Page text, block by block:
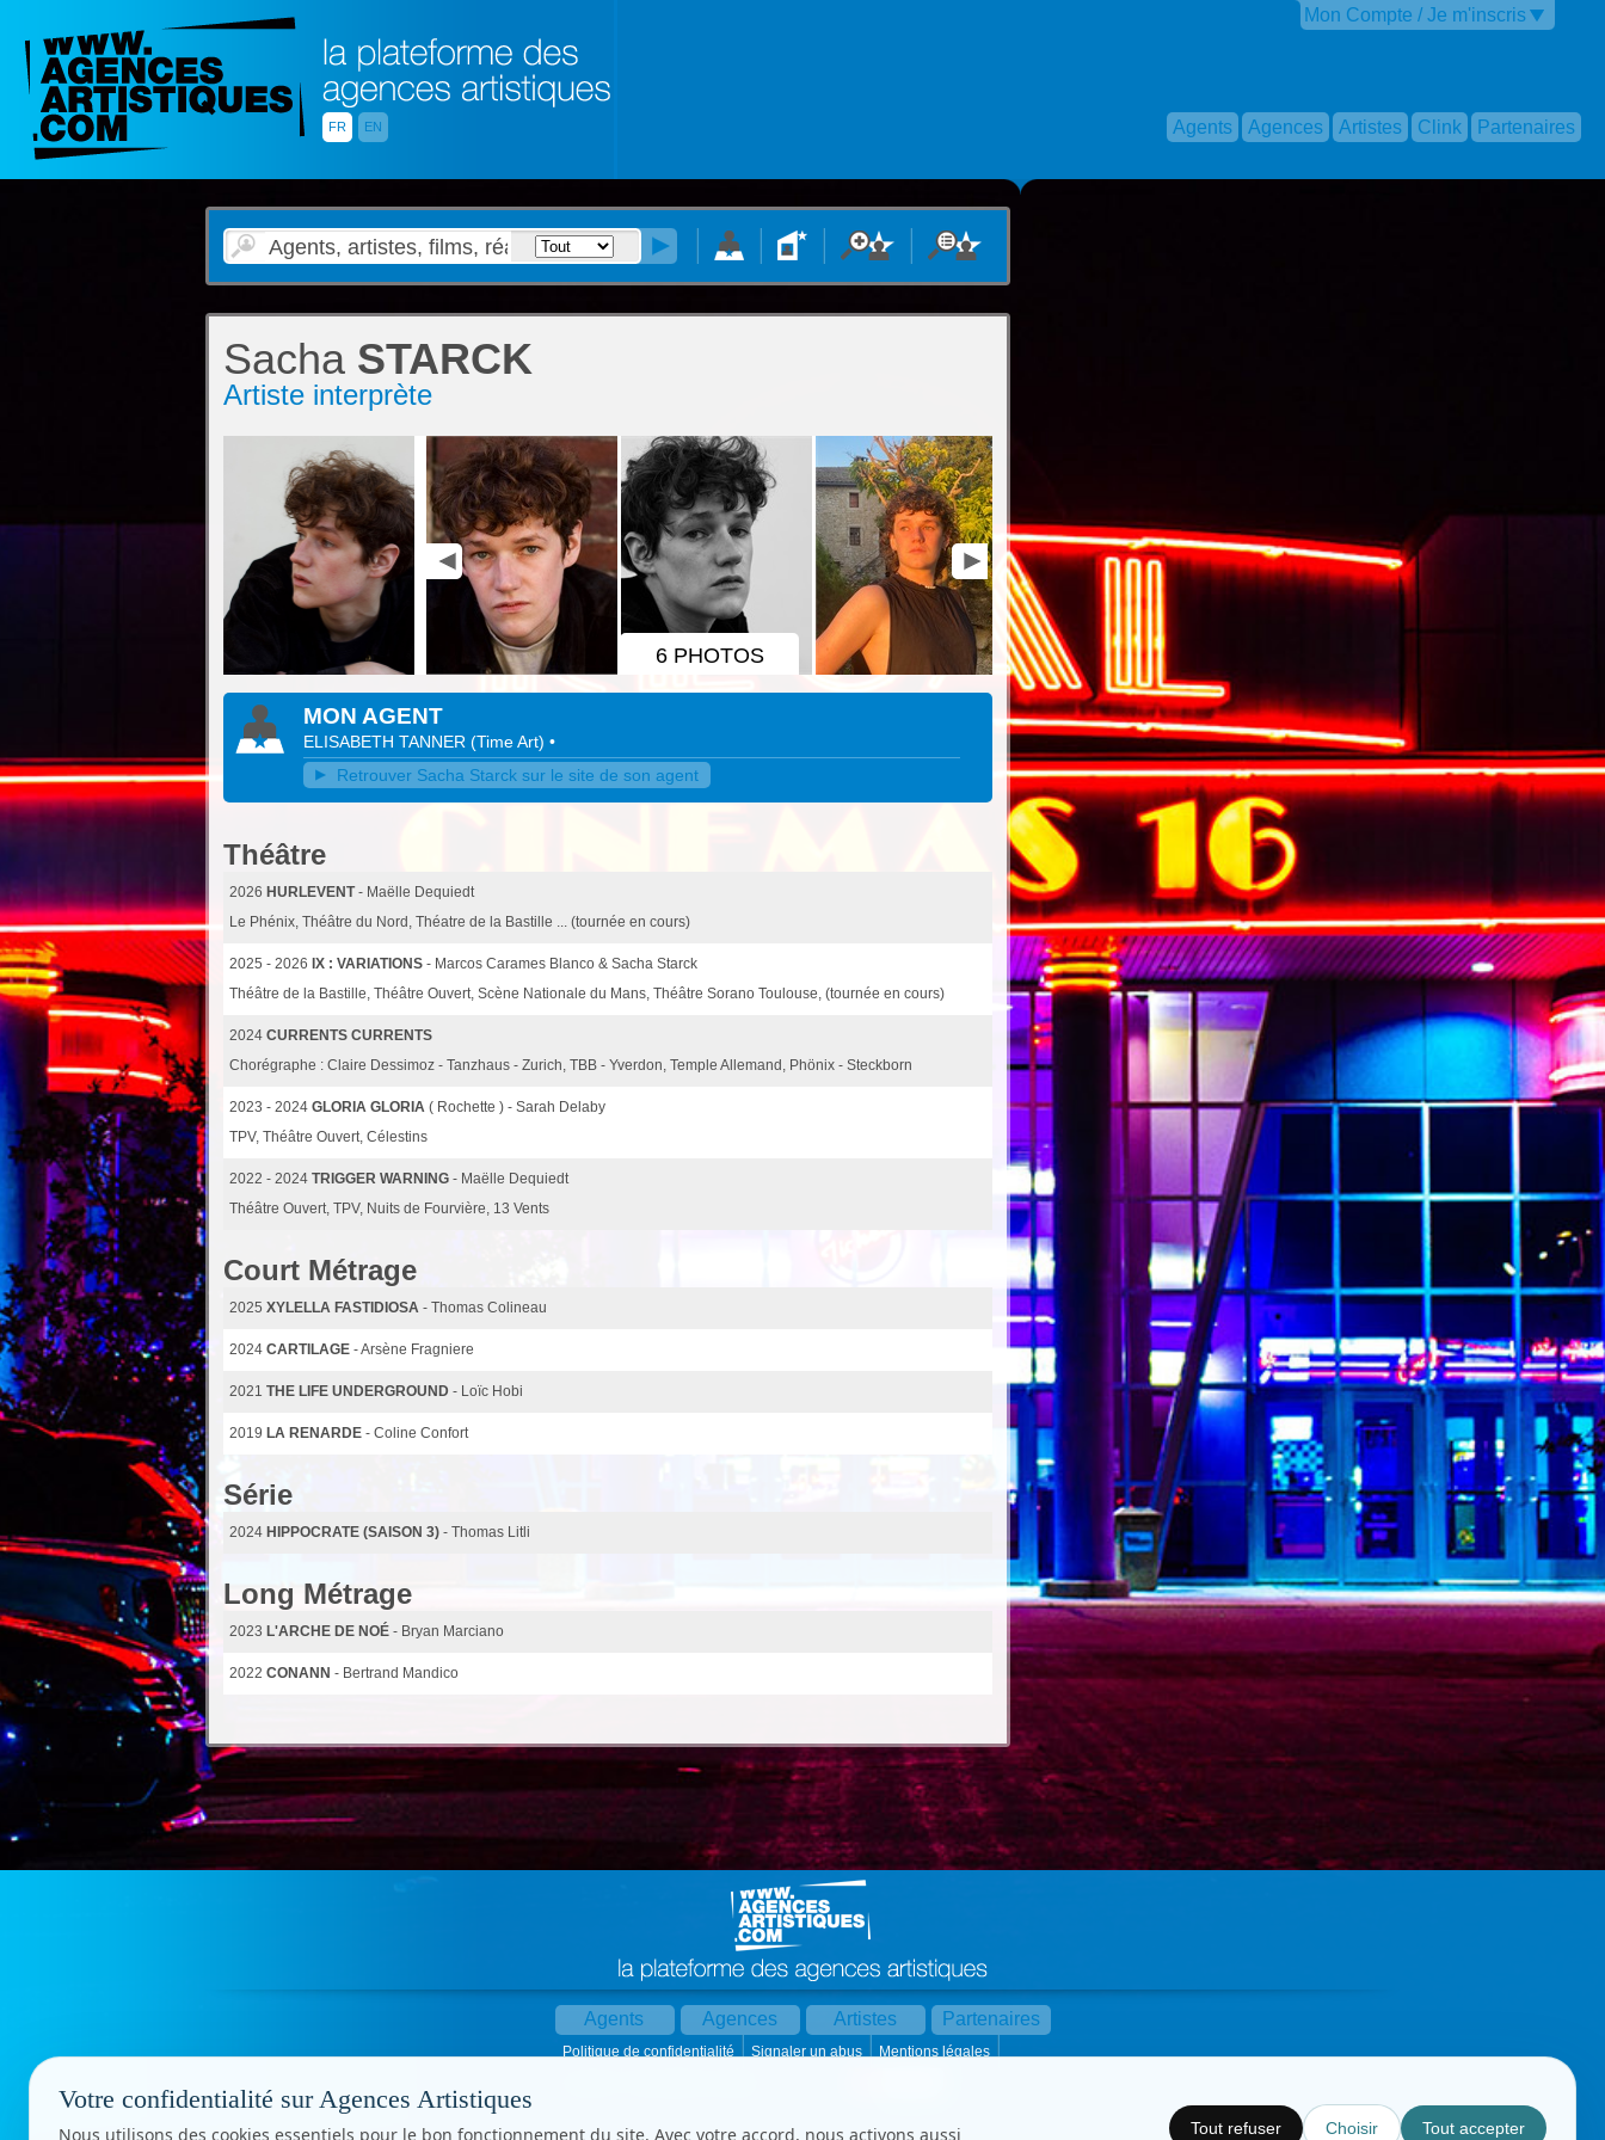
FR EN
Mon Compte / Je m'inscris
Agents Agences Artistes Clink Partenaires
Sacha STARCK
Artiste interprète
6 PHOTOS
MON AGENT
ELISABETH TANNER (Time Art) •
Retrouver Sacha Starck sur le site de son agent
Théâtre
2026 HURLEVENT - Maëlle Dequiedt
Le Phénix, Théâtre du Nord, Théatre de la Bastille ... (tournée en cours)
2025 - 2026 IX : VARIATIONS - Marcos Carames Blanco & Sacha Starck
Théâtre de la Bastille, Théâtre Ouvert, Scène Nationale du Mans, Théâtre Sorano Toulouse, (tournée en cours)
2024 CURRENTS CURRENTS
Chorégraphe : Claire Dessimoz - Tanzhaus - Zurich, TBB - Yverdon, Temple Allemand, Phönix - Steckborn
2023 - 2024 GLORIA GLORIA ( Rochette ) - Sarah Delaby
TPV, Théâtre Ouvert, Célestins
2022 - 2024 TRIGGER WARNING - Maëlle Dequiedt
Théâtre Ouvert, TPV, Nuits de Fourvière, 13 Vents
Court Métrage
2025 XYLELLA FASTIDIOSA - Thomas Colineau
2024 CARTILAGE - Arsène Fragniere
2021 THE LIFE UNDERGROUND - Loïc Hobi
2019 LA RENARDE - Coline Confort
Série
2024 HIPPOCRATE (SAISON 3) - Thomas Litli
Long Métrage
2023 L'ARCHE DE NOÉ - Bryan Marciano
2022 CONANN - Bertrand Mandico
Agents Agences Artistes Partenaires
Politique de confidentialité Signaler un abus
Mentions légales
Votre confidentialité sur Agences Artistiques
Nous utilisons des cookies essentiels pour le bon fonctionnement du site. Avec votre accord, nous activons aussi Tout refuser Choisir Tout accepter